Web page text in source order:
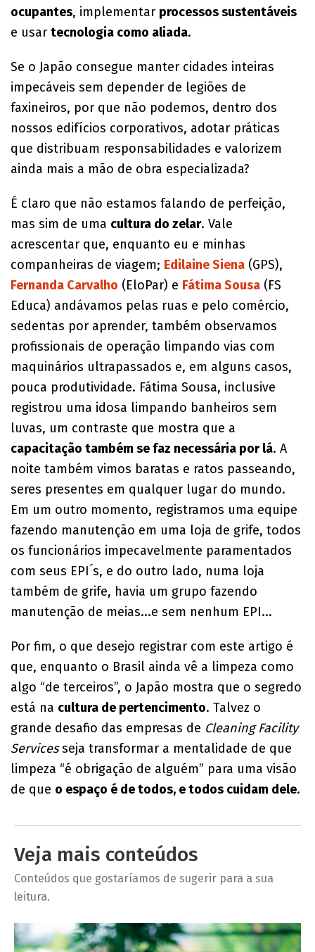
ocupantes, implementar processos sustentáveis
e usar tecnologia como aliada.
Se o Japão consegue manter cidades inteiras
impecáveis sem depender de legiões de
faxineiros, por que não podemos, dentro dos
nossos edifícios corporativos, adotar práticas
que distribuam responsabilidades e valorizem
ainda mais a mão de obra especializada?
É claro que não estamos falando de perfeição,
mas sim de uma cultura do zelar. Vale
acrescentar que, enquanto eu e minhas
companheiras de viagem; Edilaine Siena (GPS),
Fernanda Carvalho (EloPar) e Fátima Sousa (FS
Educa) andávamos pelas ruas e pelo comércio,
sedentas por aprender, também observamos
profissionais de operação limpando vias com
maquinários ultrapassados e, em alguns casos,
pouca produtividade. Fátima Sousa, inclusive
registrou uma idosa limpando banheiros sem
luvas, um contraste que mostra que a
capacitação também se faz necessária por lá. A
noite também vimos baratas e ratos passeando,
seres presentes em qualquer lugar do mundo.
Em um outro momento, registramos uma equipe
fazendo manutenção em uma loja de grife, todos
os funcionários impecavelmente paramentados
com seus EPI´s, e do outro lado, numa loja
também de grife, havia um grupo fazendo
manutenção de meias...e sem nenhum EPI...
Por fim, o que desejo registrar com este artigo é
que, enquanto o Brasil ainda vê a limpeza como
algo “de terceiros”, o Japão mostra que o segredo
está na cultura de pertencimento. Talvez o
grande desafio das empresas de Cleaning Facility
Servicesseja transformar a mentalidade de que
limpeza “é obrigação de alguém” para uma visão
de que o espaço é de todos, e todos cuidam dele.
Veja mais conteúdos
Conteúdos que gostaríamos de sugerir para a sua
leitura.